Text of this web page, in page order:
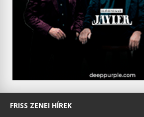
FRISS ZENEI HÍREK